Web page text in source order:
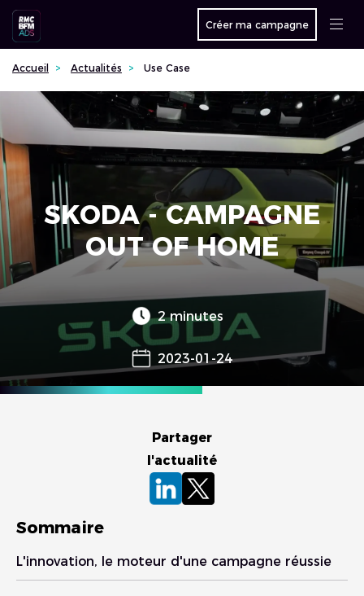
Créer ma campagne
Accueil Actualités Use Case
SKODA - CAMPAGNE
OUT OF HOME
2 minutes
2023-01-24
Sommaire
L'innovation, le moteur d'une campagne réussie
Partager
l'actualité